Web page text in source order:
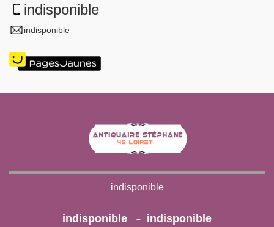
indisponible
indisponible
indisponible
indisponible - indisponible